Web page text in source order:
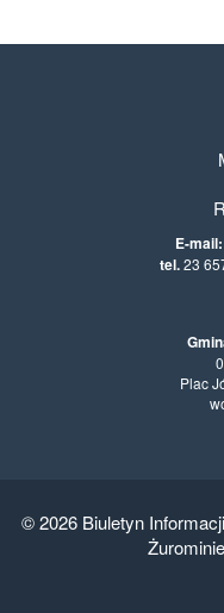
E-mail:
tel.23
Plac
© 2026 Biuletyn
Żurominie